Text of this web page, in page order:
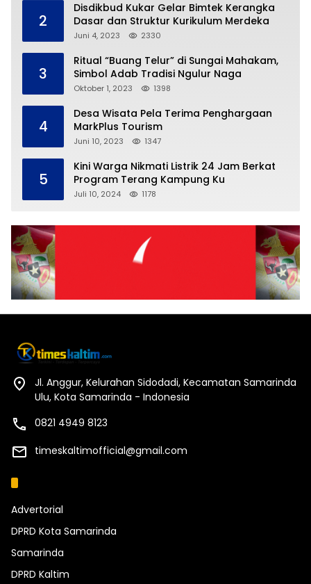
2
Disdikbud Kukar Gelar Bimtek Kerangka
Dasar dan Struktur Kurikulum Merdeka
Juni 4, 2023 2330
3
Ritual “Buang Telur” di Sungai Mahakam,
Simbol Adab Tradisi Ngulur Naga
Oktober 1, 2023 1398
4
Desa Wisata Pela Terima Penghargaan
MarkPlus Tourism
Juni 10, 2023 1347
5
Kini Warga Nikmati Listrik 24 Jam Berkat
Program Terang Kampung Ku
Juli 10, 2024 1178
Jl. Anggur, Kelurahan Sidodadi, Kecamatan Samarinda
Ulu, Kota Samarinda - Indonesia
0821 4949 8123
timeskaltimofficial@gmail.com
Advertorial
DPRD Kota Samarinda
Samarinda
DPRD Kaltim